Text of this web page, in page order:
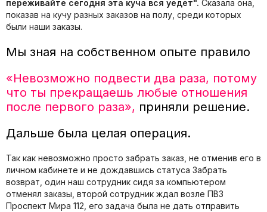
переживайте сегодня эта куча вся уедет". Сказала она,
показав на кучу разных заказов на полу, среди которых
были наши заказы.
Мы зная на собственном опыте правило
«Невозможно подвести два раза, потому
что ты прекращаешь любые отношения
после первого раза», приняли решение.
Дальше была целая операция.
Так как невозможно просто забрать заказ, не отменив его в
личном кабинете и не дождавшись статуса Забрать
возврат, один наш сотрудник сидя за компьютером
отменял заказы, второй сотрудник ждал возле ПВЗ
Проспект Мира 112, его задача была не дать отправить